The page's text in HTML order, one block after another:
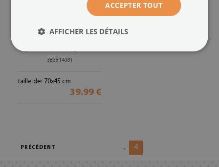
Tapis de bain Nénuphar
38381408)
taille de: 70x45 cm
39.99 €
PRÉCÉDENT ... 4
ACCEPTER TOUT
AFFICHER LES DÉTAILS